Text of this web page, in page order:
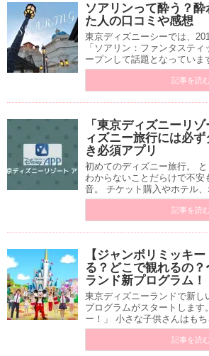
ソアリンって酔う？
た人の口コミや感想
東京ディズニーシーでは、
「ソアリン：ファンタステ
ープンして話題となっていま
記事を読む
「東京ディズニーリ
ィズニー旅行には必
き必須アプリ
初めてのディズニー旅行。 と
わからないことだらけで不安
音。 チケット購入やホテル、
記事を読む
【ジャンボリミッキ
る？どこで観れるの
ランド新プログラム！
東京ディズニーランドで新し
プログラムがスタートします
ー！」 小さな子供さんはもち
記事を読む